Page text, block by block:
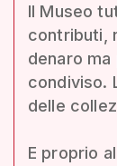
Il Museo
contributi,
denaro
condiviso.
delle
E proprio